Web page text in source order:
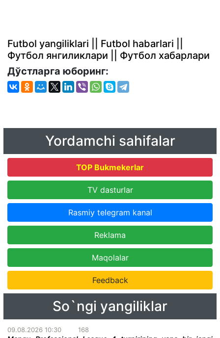
Futbol yangiliklari || Futbol habarlari ||
Футбол янгиликлари || Футбол хабарлари
Дўстларга юборинг:
Yordamchi sahifalar
TOP Bukmekerlar
TV dasturlar
Rasmiy telegram kanal
Reklama
Maqolalar
Feedback
So`ngi yangiliklar
09.08.2026 10:30 168